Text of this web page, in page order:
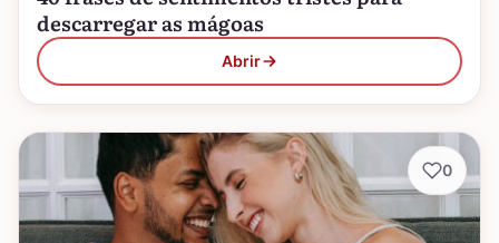
descarregar as mágoas
Abrir
0